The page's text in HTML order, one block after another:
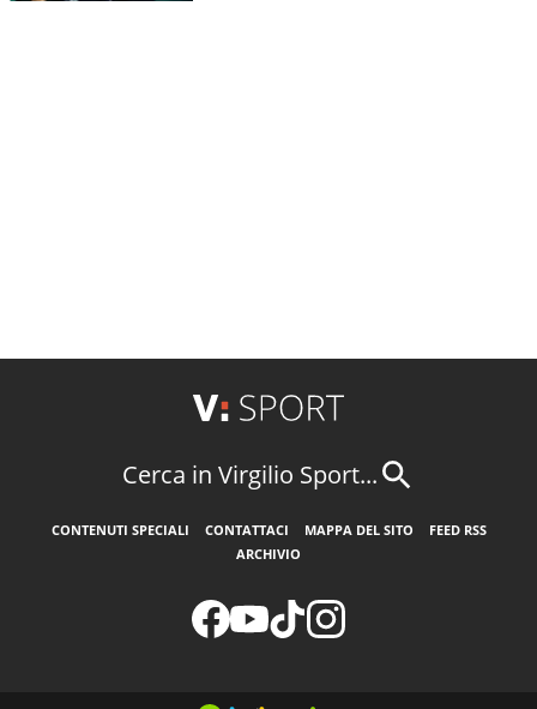
Cerca in Virgilio Sport...
CONTENUTI SPECIALI CONTATTACI MAPPA DEL SITO
FEED RSS
ARCHIVIO